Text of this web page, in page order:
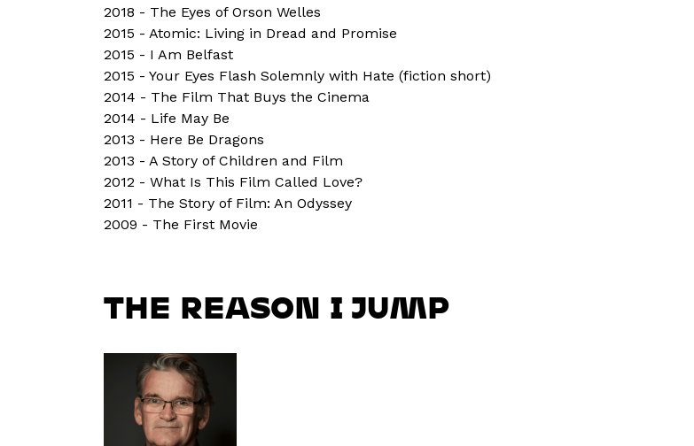
2018 - The Eyes of Orson Welles
2015 - Atomic: Living in Dread and Promise
2015 - I Am Belfast
2015 - Your Eyes Flash Solemnly with Hate (fiction short)
2014 - The Film That Buys the Cinema
2014 - Life May Be
2013 - Here Be Dragons
2013 - A Story of Children and Film
2012 - What Is This Film Called Love?
2011 - The Story of Film: An Odyssey
2009 - The First Movie
THE REASON I JUMP